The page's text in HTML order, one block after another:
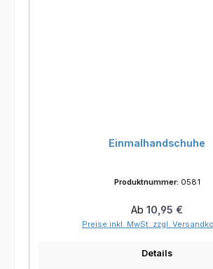
Einmalhandschuhe
Produktnummer: 0581
Regulärer Preis:
Ab 10,95 €
Preise inkl. MwSt. zzgl.
Details